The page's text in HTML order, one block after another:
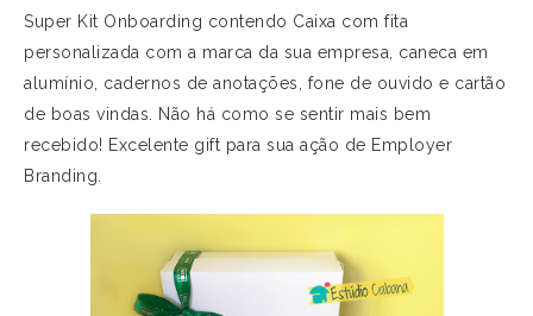
Super Kit Onboarding contendo Caixa com fita
personalizada com a marca da sua empresa, caneca em
alumínio, cadernos de anotações, fone de ouvido e cartão
de boas vindas. Não há como se sentir mais bem
recebido! Excelente gift para sua ação de Employer
Branding.